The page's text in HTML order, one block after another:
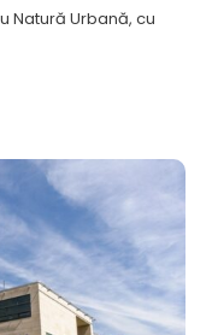
Natură Urbană, cu